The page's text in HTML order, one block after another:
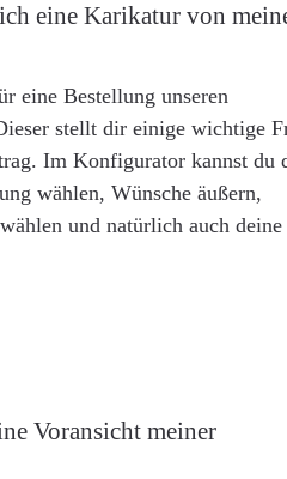
eine Karikatur von
eine Bestellung unseren
stellt dir einige wichtige
Im Konfigurator kannst du
wählen, Wünsche äußern,
und natürlich auch deine
Voransicht meiner